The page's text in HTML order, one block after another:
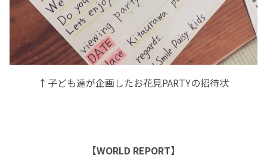
↑子ども達が企画したお花見PARTYの招待状
【WORLD REPORT】